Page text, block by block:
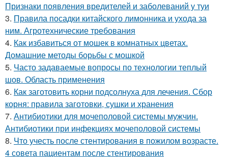
Признаки появления вредителей и заболеваний у туи
3. Правила посадки китайского лимонника и ухода за
ним. Агротехнические требования
4. Как избавиться от мошек в комнатных цветах.
Домашние методы борьбы с мошкой
5. Часто задаваемые вопросы по технологии теплый
шов. Область применения
6. Как заготовить корни подсолнуха для лечения. Сбор
корня: правила заготовки, сушки и хранения
7. Антибиотики для мочеполовой системы мужчин.
Антибиотики при инфекциях мочеполовой системы
8. Что учесть после стентирования в пожилом возрасте.
4 совета пациентам после стентирования